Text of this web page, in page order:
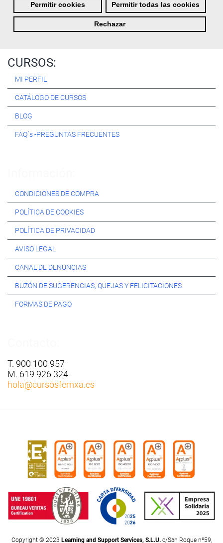
Permitir cookies Permitir todas las cookies
Rechazar
CURSOS:
MI PERFIL
CATÁLOGO DE CURSOS
BLOG
FAQ´s -PREGUNTAS FRECUENTES
CONDICIONES DE COMPRA
POLÍTICA DE COOKIES
POLÍTICA DE PRIVACIDAD
AVISO LEGAL
CANAL DE DENUNCIAS
BUZÓN DE SUGERENCIAS, QUEJAS Y FELICITACIONES
FORMAS DE PAGO
T. 900 100 957
M. 619 926 324
hola@cursosfemxa.es
Copyright © 2023 Learning and Support Services, S.L.U.c/San Roque nº59,